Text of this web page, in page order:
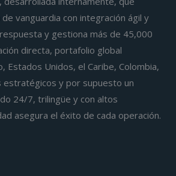
vanguardia con integración ágil y
y gestiona más de 45,000
directa, portafolio global
Estados Unidos, el Caribe, Colombia,
estratégicos y por supuesto un
24/7, trilingüe y con altos
asegura el éxito de cada operación.